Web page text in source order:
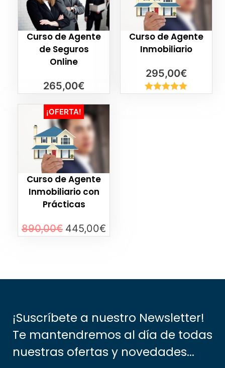
Curso de Agente
de Seguros
Online
265,00€
Curso de Agente
Inmobiliario
295,00€
¡OFERTA!
Curso de Agente
Inmobiliario con
Prácticas
890,00€ 445,00€
¡Suscríbete a nuestro Newsletter!
Te mantendremos al día de todas
nuestras ofertas y novedades...